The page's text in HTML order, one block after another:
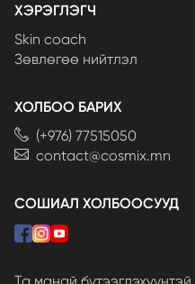
ХЭРЭГЛЭГЧ
Skin coach
Зөвлөгөө нийтлэл
ХОЛБОО БАРИХ
(+976) 77515050
contact@cosmix.mn
СОШИАЛ ХОЛБООСУУД